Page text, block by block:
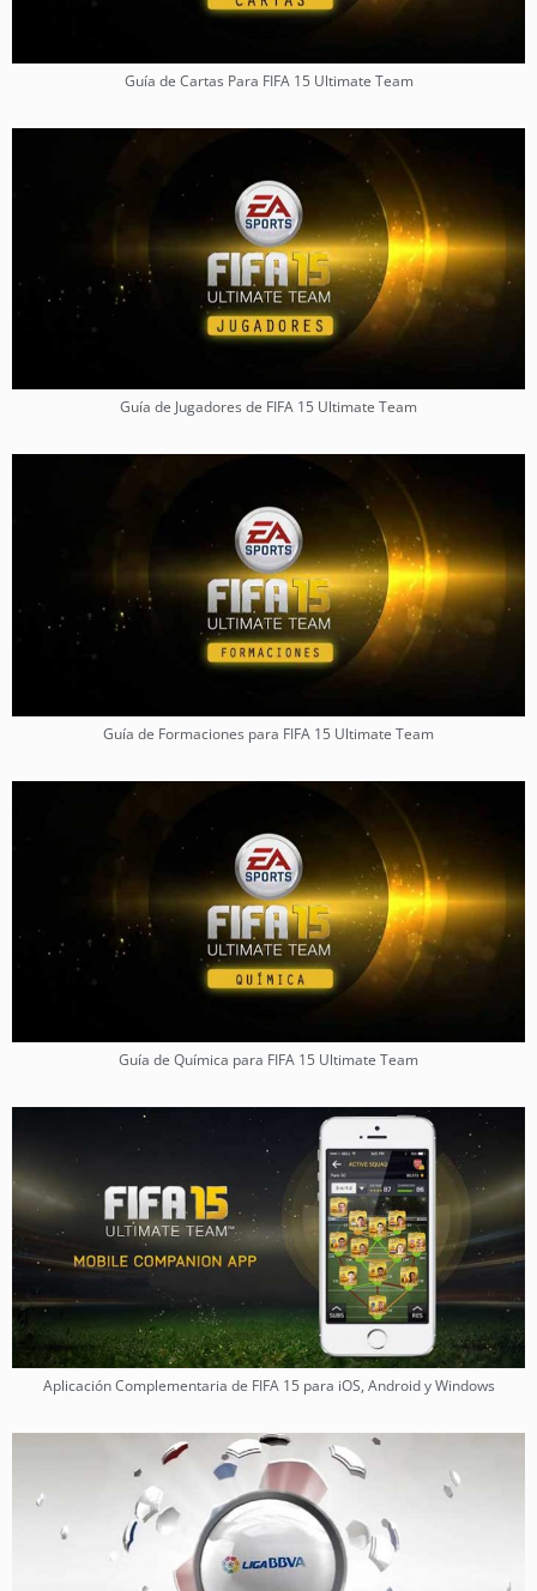
Guía de Cartas Para FIFA 15 Ultimate Team
Guía de Jugadores de FIFA 15 Ultimate Team
Guía de Formaciones para FIFA 15 Ultimate Team
Guía de Química para FIFA 15 Ultimate Team
Aplicación Complementaria de FIFA 15 para iOS, Android y Windows